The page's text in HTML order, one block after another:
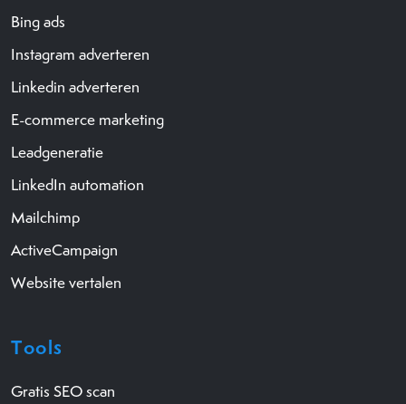
Bing ads
Instagram adverteren
Linkedin adverteren
E-commerce marketing
Leadgeneratie
LinkedIn automation
Mailchimp
ActiveCampaign
Website vertalen
Tools
Gratis SEO scan